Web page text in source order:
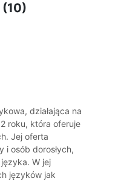
(10)
działająca na
roku, która oferuje
Jej oferta
i osób dorosłych,
W jej
języków jak